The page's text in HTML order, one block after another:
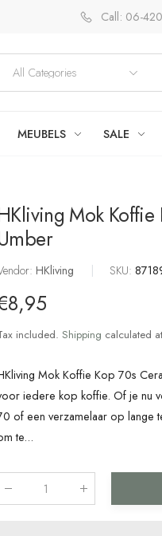
Call: 06-
MEUBELS SALE
Mok
HKliving SKU:
included. Shipping calculated
Mok Koffie Kop 70s
iedere kop koffie. Of je nu
of een verzamelaar op lange
te...